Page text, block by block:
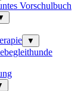
Vorschulbuch
▼